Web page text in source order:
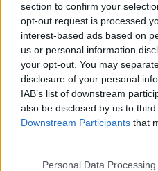
section to confirm your
opt-out request is processed
interest-based ads based on
us or personal information
your opt-out. You may
disclosure of your personal
IAB’s list of downstream
also be disclosed by us to
Downstream Participants that
Personal Data
ALTRE NOTIZIE DI